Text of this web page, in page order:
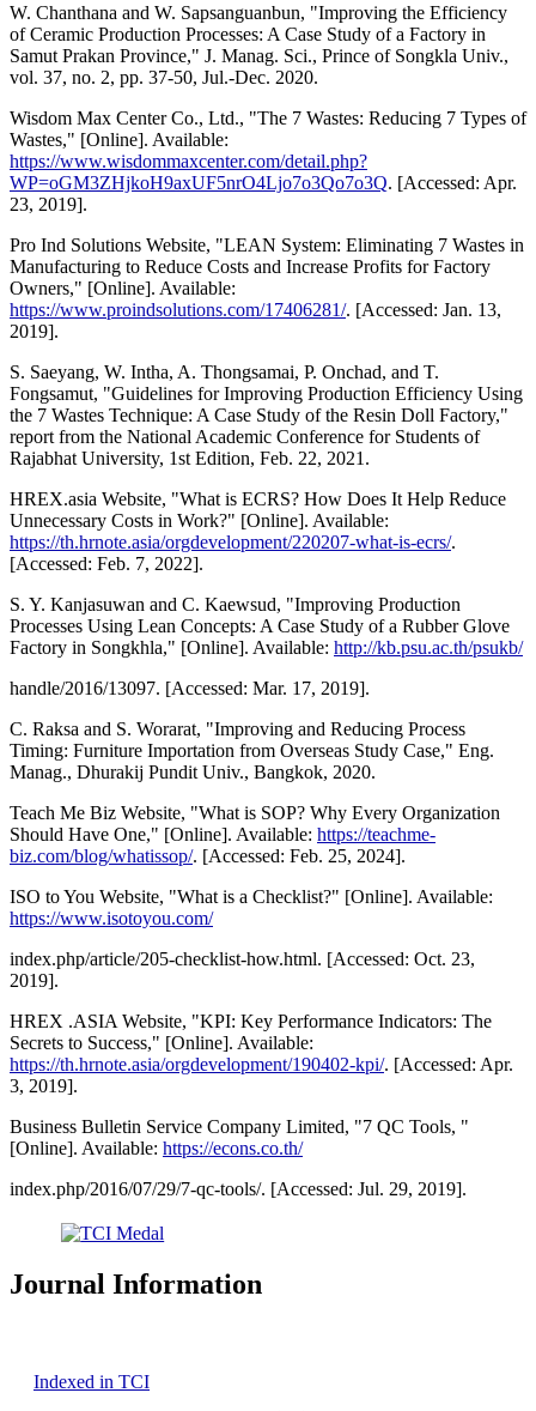
W. Chanthana and W. Sapsanguanbun, "Improving the Efficiency
of Ceramic Production Processes: A Case Study of a Factory in
Samut Prakan Province," J. Manag. Sci., Prince of Songkla Univ.,
vol. 37, no. 2, pp. 37-50, Jul.-Dec. 2020.
Wisdom Max Center Co., Ltd., "The 7 Wastes: Reducing 7 Types of
Wastes," [Online]. Available:
https://www.wisdommaxcenter.com/detail.php?
WP=oGM3ZHjkoH9axUF5nrO4Ljo7o3Qo7o3Q. [Accessed: Apr.
23, 2019].
Pro Ind Solutions Website, "LEAN System: Eliminating 7 Wastes in
Manufacturing to Reduce Costs and Increase Profits for Factory
Owners," [Online]. Available:
https://www.proindsolutions.com/17406281/. [Accessed: Jan. 13,
2019].
S. Saeyang, W. Intha, A. Thongsamai, P. Onchad, and T.
Fongsamut, "Guidelines for Improving Production Efficiency Using
the 7 Wastes Technique: A Case Study of the Resin Doll Factory,"
report from the National Academic Conference for Students of
Rajabhat University, 1st Edition, Feb. 22, 2021.
HREX.asia Website, "What is ECRS? How Does It Help Reduce
Unnecessary Costs in Work?" [Online]. Available:
https://th.hrnote.asia/orgdevelopment/220207-what-is-ecrs/.
[Accessed: Feb. 7, 2022].
S. Y. Kanjasuwan and C. Kaewsud, "Improving Production
Processes Using Lean Concepts: A Case Study of a Rubber Glove
Factory in Songkhla," [Online]. Available: http://kb.psu.ac.th/psukb/
handle/2016/13097. [Accessed: Mar. 17, 2019].
C. Raksa and S. Worarat, "Improving and Reducing Process
Timing: Furniture Importation from Overseas Study Case," Eng.
Manag., Dhurakij Pundit Univ., Bangkok, 2020.
Teach Me Biz Website, "What is SOP? Why Every Organization
Should Have One," [Online]. Available: https://teachme-
biz.com/blog/whatissop/. [Accessed: Feb. 25, 2024].
ISO to You Website, "What is a Checklist?" [Online]. Available:
https://www.isotoyou.com/
index.php/article/205-checklist-how.html. [Accessed: Oct. 23,
2019].
HREX .ASIA Website, "KPI: Key Performance Indicators: The
Secrets to Success," [Online]. Available:
https://th.hrnote.asia/orgdevelopment/190402-kpi/. [Accessed: Apr.
3, 2019].
Business Bulletin Service Company Limited, "7 QC Tools, "
[Online]. Available: https://econs.co.th/
index.php/2016/07/29/7-qc-tools/. [Accessed: Jul. 29, 2019].
Journal Information
Indexed in TCI